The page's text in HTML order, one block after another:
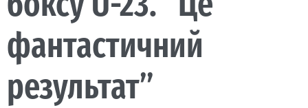
фантастичний
результат”